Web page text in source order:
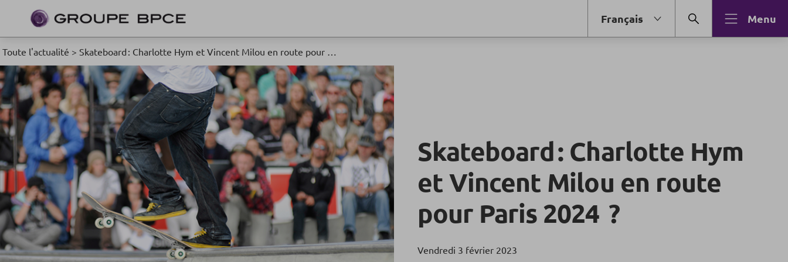
Français Menu
Toute l'actualité > Skateboard : Charlotte Hym et Vincent Milou en route pour Paris 2024 ?
Skateboard : Charlotte Hym
et Vincent Milou en route
pour Paris 2024 ?
Vendredi 3 février 2023